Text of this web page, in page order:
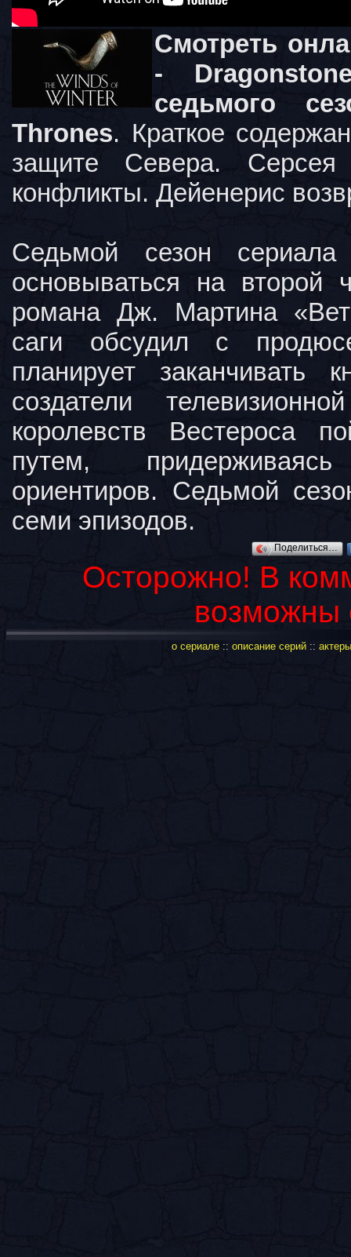
Смотреть
-
седьмого
Thrones. Краткое
защите Севера. Серсея
конфликты. Дейенерис
Седьмой сезон
основываться на второй
романа Дж. Мартина
саги обсудил с
планирует заканчивать
создатели
королевств Вестероса
путем,
ориентиров. Седьмой
семи эпизодов.
Поделиться…
Осторожно! В
возможны
о сериале:: описание серий::